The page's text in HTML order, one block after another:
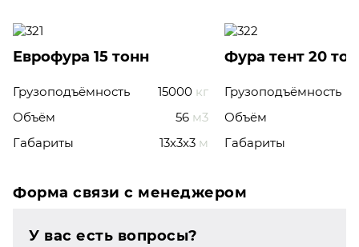
Еврофура 15 тонн
Грузоподъёмность 15000 кг
Объём
56 м3
Габариты
13x3x3 м
Фура тент 20
Грузоподъёмность
Объём
Габариты
Форма связи с менеджером
У вас есть вопросы?